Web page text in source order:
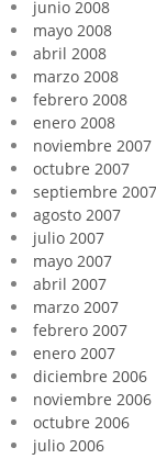
junio 2008
mayo 2008
abril 2008
marzo 2008
febrero 2008
enero 2008
noviembre 2007
octubre 2007
septiembre 2007
agosto 2007
julio 2007
mayo 2007
abril 2007
marzo 2007
febrero 2007
enero 2007
diciembre 2006
noviembre 2006
octubre 2006
julio 2006